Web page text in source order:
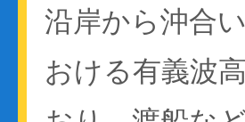
沿岸から沖合
おける有義波